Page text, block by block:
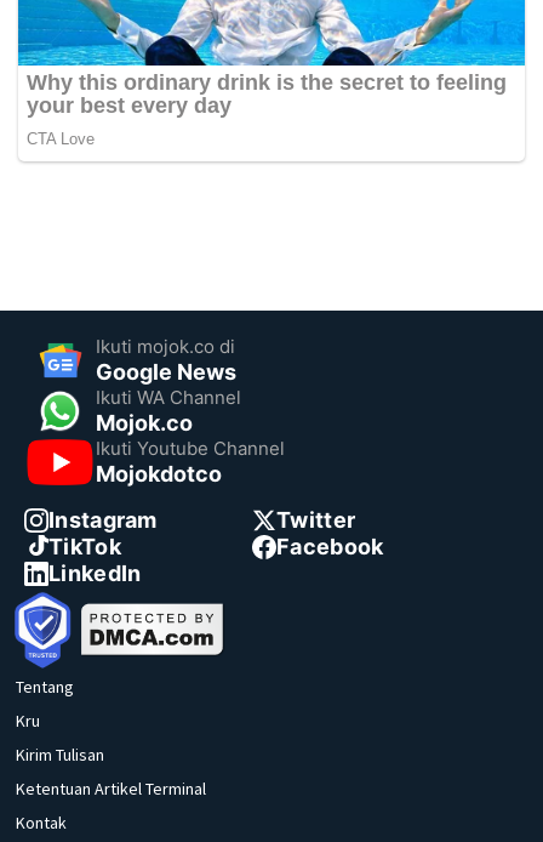
Ikuti mojok.co di
Google News
Ikuti WA Channel
Mojok.co
Ikuti Youtube Channel
Mojokdotco
Instagram
Twitter
TikTok
Facebook
LinkedIn
Tentang
Kru
Kirim Tulisan
Ketentuan Artikel Terminal
Kontak